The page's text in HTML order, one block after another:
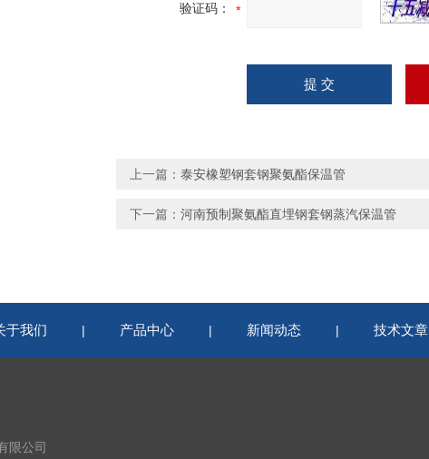
验证码：
上一篇： 泰安橡塑钢套钢聚氨酯保温管
下一篇： 河南预制聚氨酯直埋钢套钢蒸汽保温管
于我们 | 产品中心 | 新闻动态 | 技术文章
限公司